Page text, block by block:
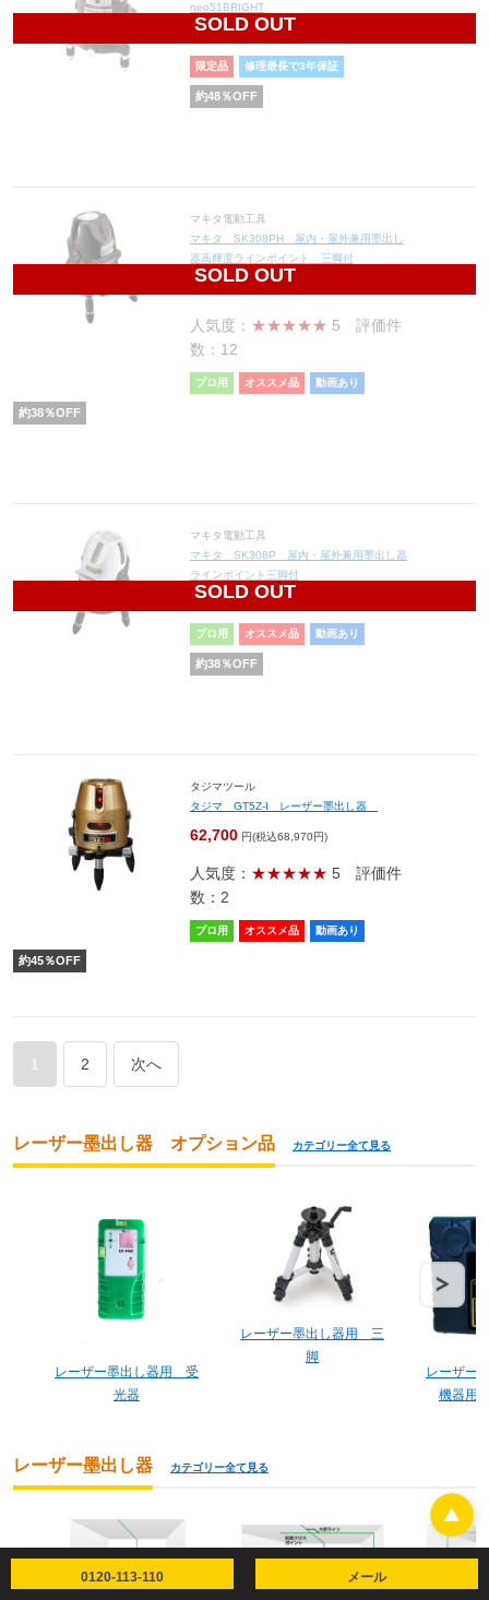
SOLD OUT
neo51BRIGHT
43,680
限定品 修理最長で3年保証
約48％OFF
SOLD OUT
マキタ電動工具
マキタ SK308PH 屋内・屋外兼用墨出し
器高輝度ラインポイント 三脚付
96,720
人気度： ★★★★★ 5 評価件
数：12
プロ用 オススメ品 動画あり
約38％OFF
SOLD OUT
マキタ電動工具
マキタ SK308P 屋内・屋外兼用墨出し器
ラインポイント三脚付
84,320
プロ用 オススメ品 動画あり
約38％OFF
タジマツール
タジマ GT5Z-I レーザー墨出し器
62,700 円(税込68,970円)
人気度： ★★★★★ 5 評価件
数：2
プロ用 オススメ品 動画あり
約45％OFF
1 2 次へ
レーザー墨出し器 オプション品 カテゴリー全て見る
レーザー墨出し器用 受
光器
レーザー墨出し器用 三
脚
レーザー
機器用
レーザー墨出し器 カテゴリー全て見る
0120-113-110 メール